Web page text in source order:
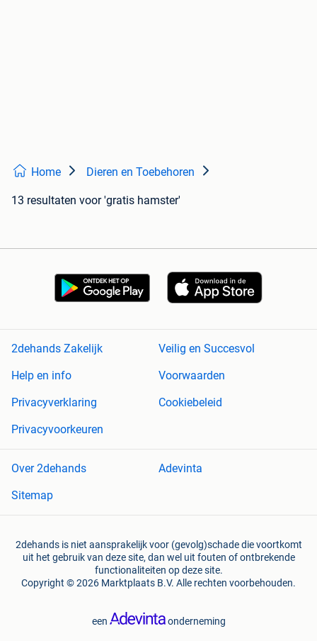
Home Dieren en Toebehoren
13 resultaten voor 'gratis hamster'
2dehands Zakelijk
Veilig en Succesvol
Help en info
Voorwaarden
Privacyverklaring
Cookiebeleid
Privacyvoorkeuren
Over 2dehands
Adevinta
Sitemap
2dehands is niet aansprakelijk voor (gevolg)schade die voortkomt
uit het gebruik van deze site, dan wel uit fouten of ontbrekende
functionaliteiten op deze site.
Copyright © 2026 Marktplaats B.V. Alle rechten voorbehouden.
een onderneming